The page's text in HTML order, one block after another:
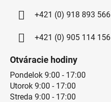
+421 (0) 918 893 566
+421 (0) 905 114 156
Otváracie hodiny
Pondelok 9:00 - 17:00
Utorok 9:00 - 17:00
Streda 9:00 - 17:00